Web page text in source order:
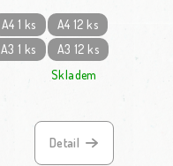
A4 1 ks
A4 12 ks
A3 1 ks
A3 12 ks
Skladem
Detail